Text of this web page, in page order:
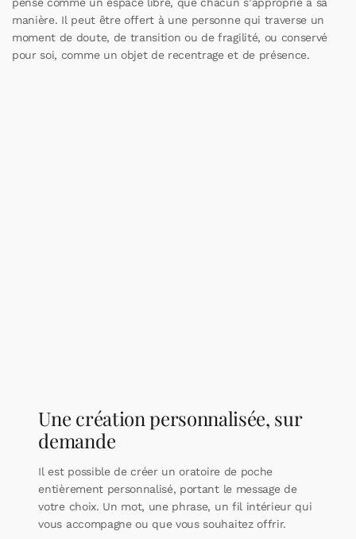
pensé comme un espace libre, que chacun s’approprie à sa
manière. Il peut être offert à une personne qui traverse un
moment de doute, de transition ou de fragilité, ou conservé
pour soi, comme un objet de recentrage et de présence.
Une création personnalisée, sur
demande
Il est possible de créer un oratoire de poche
entièrement personnalisé, portant le message de
votre choix. Un mot, une phrase, un fil intérieur qui
vous accompagne ou que vous souhaitez offrir.